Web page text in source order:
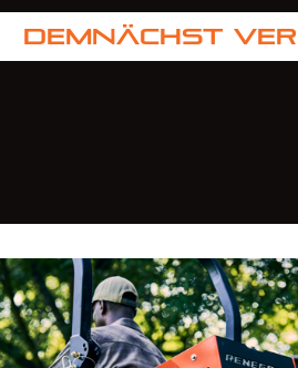
Demnächst